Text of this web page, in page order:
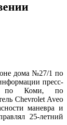
дома №27/1 по
пресс-
по Коми, по
Chevrolet Aveo
маневра и
25-летний